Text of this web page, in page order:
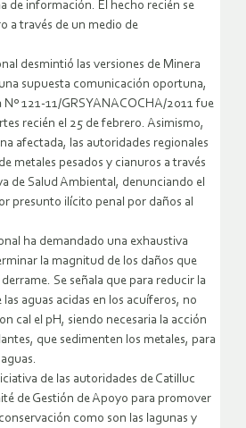
de información. El hecho recién se
a través de un medio de
desmintió las versiones de Minera
supuesta comunicación oportuna,
121-11/GRSYANACOCHA/2011 fue
recién el 25 de febrero. Asimismo,
afectada, las autoridades regionales
metales pesados y cianuros a través
de Salud Ambiental, denunciando el
presunto ilícito penal por daños al
ha demandado una exhaustiva
la magnitud de los daños que
Se señala que para reducir la
aguas acidas en los acuíferos, no
cal el pH, siendo necesaria la acción
que sedimenten los metales, para
de las autoridades de Catilluc
de Gestión de Apoyo para promover
como son las lagunas y